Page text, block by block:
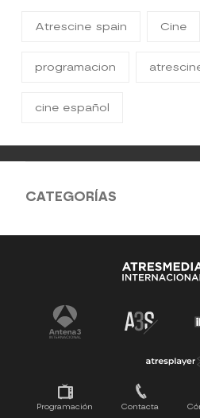
Atrescine spain Cine
programacion
cine español
CATEGORÍAS
Nuestros destacados
Toda la programación de
Programación Contacta